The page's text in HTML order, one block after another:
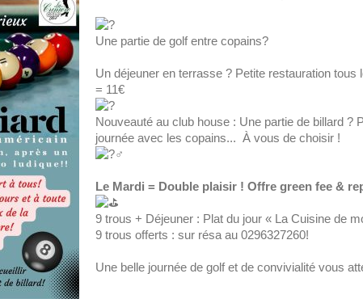
Une partie de golf entre copains?
Un déjeuner en terrasse ? Petite restauration
= 11€
Nouveauté au club house : Une partie de billard ?
journée avec les copains... À vous de choisir !
Le Mardi = Double plaisir ! Offre green fee &
9 trous + Déjeuner : Plat du jour « La Cuisine de
9 trous offerts : sur résa au 0296327260!
Une belle journée de golf et de convivialité vous